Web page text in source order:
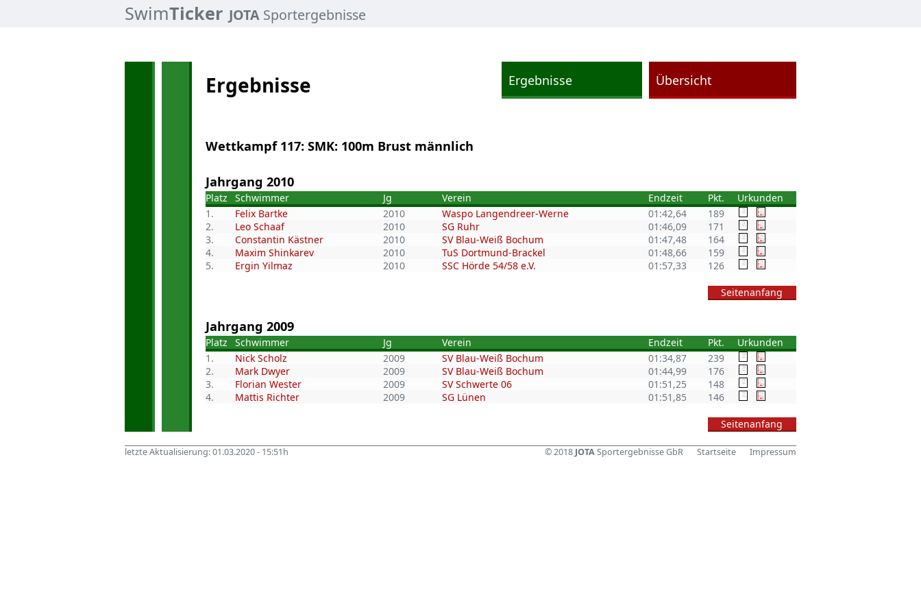
SwimTicker JOTA Sportergebnisse
Ergebnisse Ergebnisse Übersicht
Wettkampf 117: SMK: 100m Brust männlich
Jahrgang 2010
Platz Schwimmer Jg Verein Endzeit Pkt.
Urkunden
1.
Felix Bartke 2010 Waspo Langendreer-Werne 01:42,64
189
2.
Leo Schaaf 2010 SG Ruhr 01:46,09
171
3.
Constantin Kästner 2010 SV Blau-Weiß Bochum 01:47,48
164
4.
Maxim Shinkarev 2010 TuS Dortmund-Brackel 01:48,66
159
5.
Ergin Yilmaz 2010 SSC Hörde 54/58 e.V. 01:57,33 126
Seitenanfang
Jahrgang 2009
Platz Schwimmer Jg Verein Endzeit Pkt.
Urkunden
1.
Nick Scholz 2009 SV Blau-Weiß Bochum 01:34,87
239
2.
Mark Dwyer 2009 SV Blau-Weiß Bochum 01:44,99
176
3.
Florian Wester 2009 SV Schwerte 06 01:51,25
148
4.
Mattis Richter 2009 SG Lünen 01:51,85 146
Seitenanfang
Impressum
Startseite
© 2018 JOTASportergebnisse GbR
letzte Aktualisierung: 01.03.2020 - 15:51h